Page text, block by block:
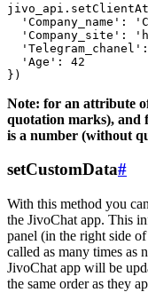
'Company_name':
'Company_site':
  'Age': 42
Note: for an attribute
quotation marks),
is a number (without
setCustomData#
With this method you
the JivoChat app. This
panel (in the right side
called as many times as
JivoChat app will be
the same order as they